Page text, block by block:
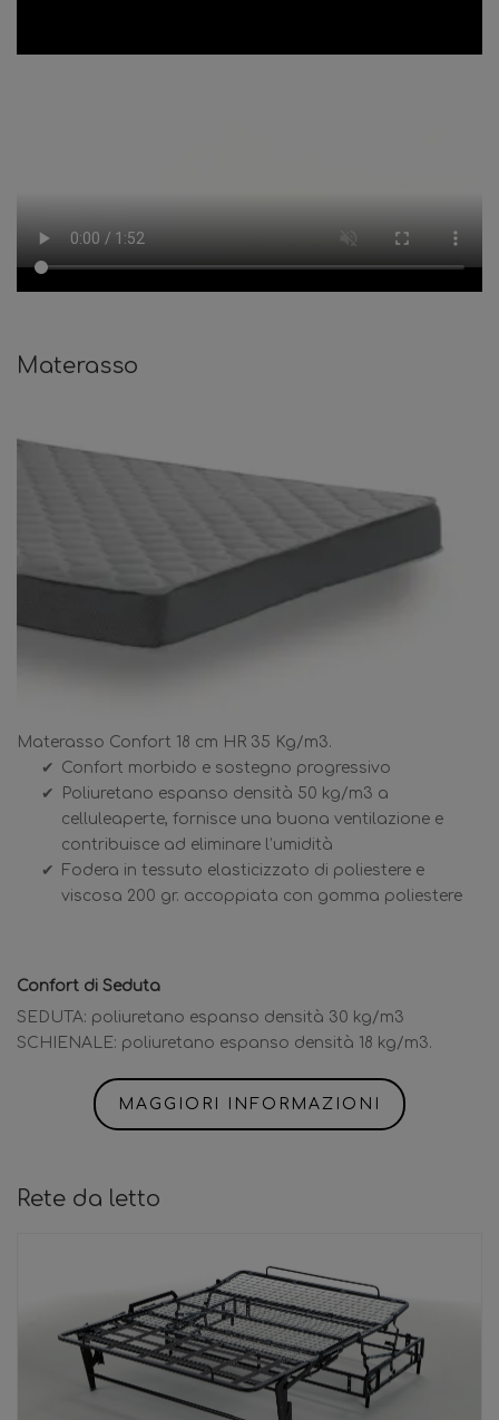
Materasso
Materasso Confort 18 cm HR 35 Kg/m3.
Confort morbido e sostegno progressivo
Poliuretano espanso densità 50 kg/m3 a
celluleaperte, fornisce una buona ventilazione e
contribuisce ad eliminare l’umidità
Fodera in tessuto elasticizzato di poliestere e
viscosa 200 gr. accoppiata con gomma poliestere
Confort di Seduta
SEDUTA: poliuretano espanso densità 30 kg/m3
SCHIENALE: poliuretano espanso densità 18 kg/m3.
MAGGIORI INFORMAZIONI
Rete da letto